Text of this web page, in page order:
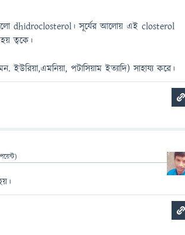
হলো dhidroclosterol। সূর্যের আলোয় এই closterol
ত্বকে।
ইউরিয়া,এমনিয়া, পটাসিয়াম ইত্যাদি) সাহায্য করে।
পয়েন্ট)